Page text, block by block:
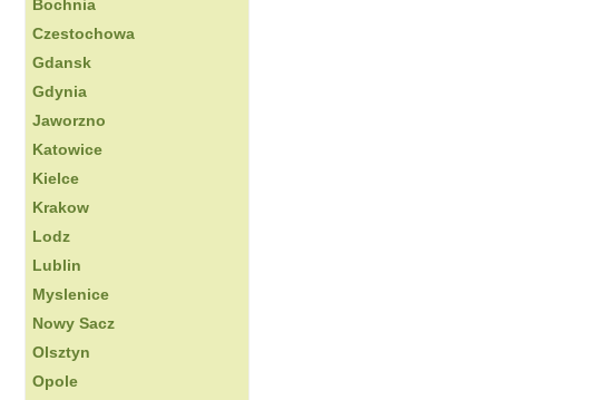
Bochnia
Czestochowa
Gdansk
Gdynia
Jaworzno
Katowice
Kielce
Krakow
Lodz
Lublin
Myslenice
Nowy Sacz
Olsztyn
Opole